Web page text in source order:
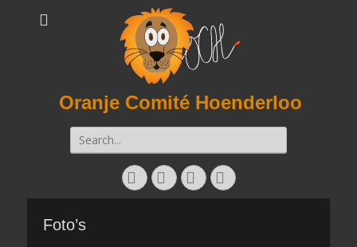
Oranje Comité Hoenderloo
Zoeken
naar:
Facebook
Twitter
E-
mail
Instagram
Foto’s